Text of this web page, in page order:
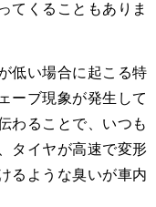
てくることもありま
低い場合に起こる特
ーブ現象が発生して
わることで、いつも
タイヤが高速で変形
るような臭いが車内